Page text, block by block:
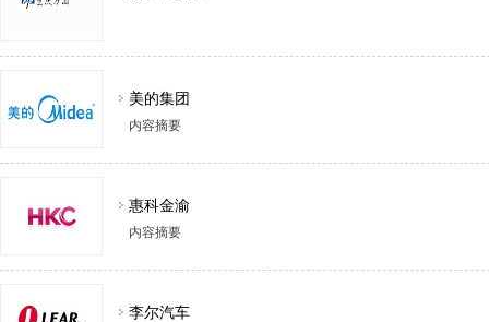
美的集团
内容摘要
惠科金渝
内容摘要
李尔汽车